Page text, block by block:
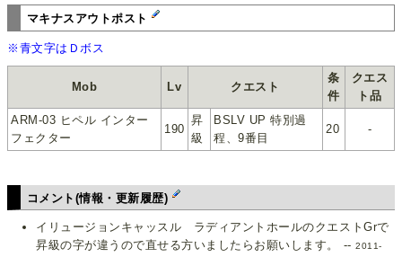
マキナスアウトポスト
※青文字はＤボス
Mob Lv クエスト
条
件
クエス
ト品
ARM-03 ヒペル インター
フェクター
190
昇
級
BSLV UP 特別過
程、9番目
20 -
コメント(情報・更新履歴)
イリュージョンキャッスル ラディアントホールのクエストGrで
昇級の字が違うので直せる方いましたらお願いします。 --2011-